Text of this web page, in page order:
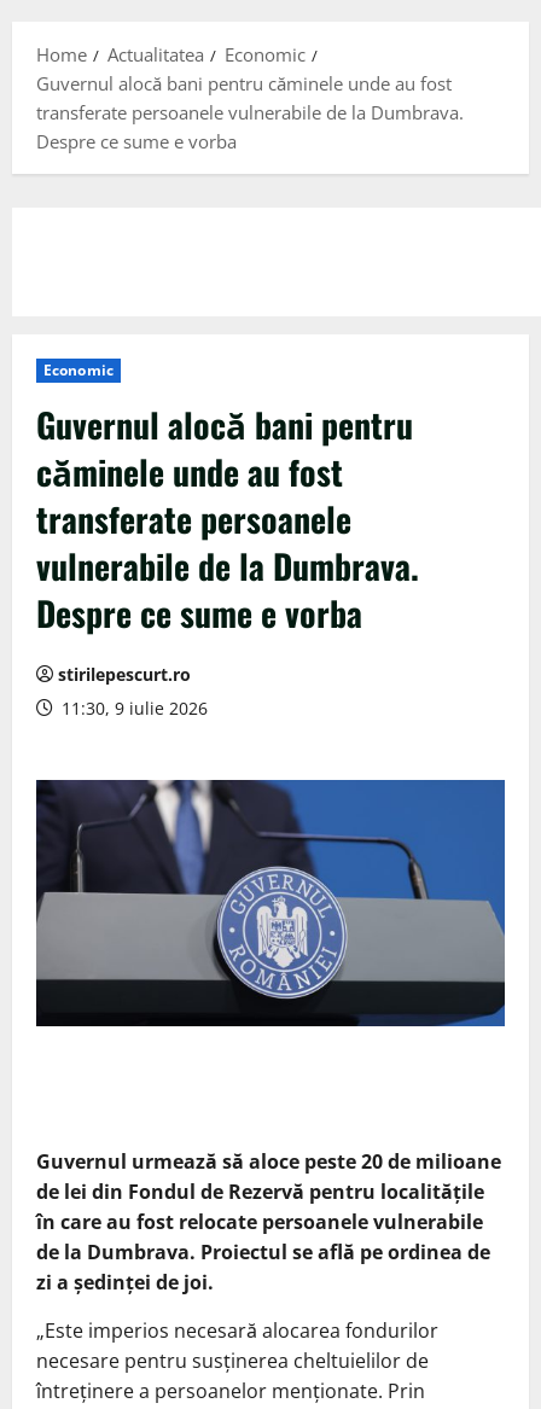
Home Actualitatea
Economic
Guvernul alocă bani pentru căminele unde au fost
transferate persoanele vulnerabile de la Dumbrava.
Despre ce sume e vorba
Economic
Guvernul alocă bani pentru
căminele unde au fost
transferate persoanele
vulnerabile de la Dumbrava.
Despre ce sume e vorba
stirilepescurt.ro
11:30, 9 iulie 2026
Guvernul urmează să aloce peste 20 de milioane
de lei din Fondul de Rezervă pentru localitățile
în care au fost relocate persoanele vulnerabile
de la Dumbrava. Proiectul se află pe ordinea de
zi a ședinței de joi.
„Este imperios necesară alocarea fondurilor
necesare pentru susținerea cheltuielilor de
întreținere a persoanelor menționate. Prin